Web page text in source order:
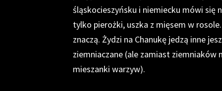
śląskocieszyńsku i niemiecku mówi się
tylko pierożki, uszka z mięsem w
znaczą. Żydzi na Chanukę jedzą inne
ziemniaczane (ale zamiast ziemniaków
mieszanki warzyw).